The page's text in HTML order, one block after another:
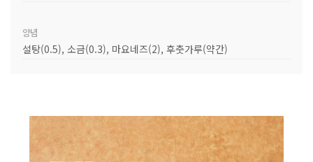
양념
설탕(0.5), 소금(0.3), 마요네즈(2), 후춧가루(약간)